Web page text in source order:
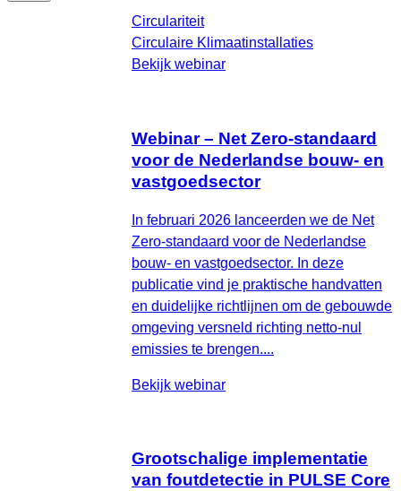
Circulariteit
Circulaire Klimaatinstallaties
Bekijk webinar
Webinar – Net Zero-standaard
voor de Nederlandse bouw- en
vastgoedsector
In februari 2026 lanceerden we de Net
Zero‑standaard voor de Nederlandse
bouw- en vastgoedsector. In deze
publicatie vind je praktische handvatten
en duidelijke richtlijnen om de gebouwde
omgeving versneld richting netto‑nul
emissies te brengen....
Bekijk webinar
Grootschalige implementatie
van foutdetectie in PULSE Core